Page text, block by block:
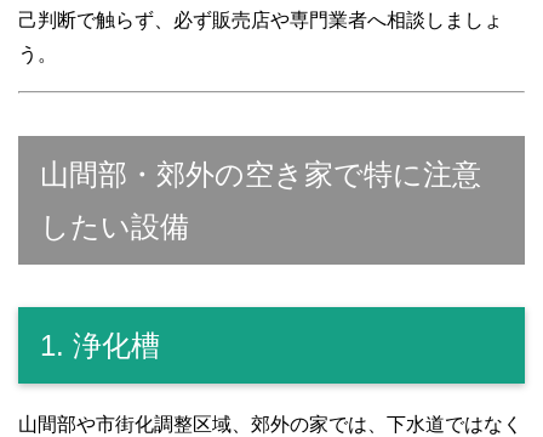
己判断で触らず、必ず販売店や専門業者へ相談しましょ
う。
山間部・郊外の空き家で特に注意
したい設備
1. 浄化槽
山間部や市街化調整区域、郊外の家では、下水道ではなく